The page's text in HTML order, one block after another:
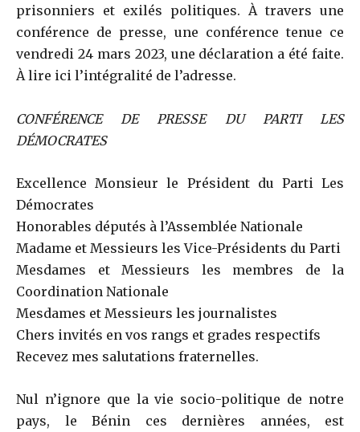
prisonniers et exilés politiques. À travers une
conférence de presse, une conférence tenue ce
vendredi 24 mars 2023, une déclaration a été faite.
À lire ici l’intégralité de l’adresse.
CONFÉRENCE DE PRESSE DU PARTI LES
DÉMOCRATES
Excellence Monsieur le Président du Parti Les
Démocrates
Honorables députés à l’Assemblée Nationale
Madame et Messieurs les Vice-Présidents du Parti
Mesdames et Messieurs les membres de la
Coordination Nationale
Mesdames et Messieurs les journalistes
Chers invités en vos rangs et grades respectifs
Recevez mes salutations fraternelles.
Nul n’ignore que la vie socio-politique de notre
pays, le Bénin ces dernières années, est